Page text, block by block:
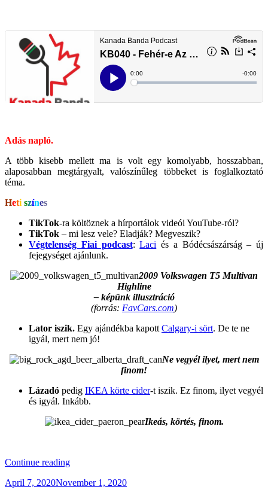
Adás napló.
A több kisebb mellett ma is volt egy komolyabb, hosszabban,
alaposabban megtárgyalt, valószínűleg többeket is foglalkoztató
téma.
Heti színes
TikTok-ra költöznek a hírportálok videói YouTube-ról?
TikTok – mi lesz vele? Eladják? Megveszik?
Végtelenség Fiai podcast:Laci és a Bódécsászárság – új
fejegységet ajánlunk.
2009 Volkswagen T5 Multivan
Highline
– képünk illusztráció
(forrás: FavCars.com)
Lator iszik. Egy ajándékba kapott Calgary-i sört. De te ne
igyál, mert nem jó!
Ne vegyél ilyet, mert nem
finom!
Lázadó pedig IKEA körte cider-t iszik. Ez finom, ilyet vegyél
és igyál. Inkább.
Ikeás, körtés, finom.
Continue reading“KB040
Fehér-
Posted
April 7, 2020November 1, 2020